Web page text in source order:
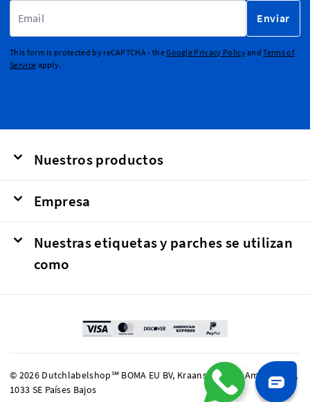
Enviar
This form is protected by reCAPTCHA - theGoogle Privacy PolicyandTerms of
Service apply.
Nuestros productos
Empresa
Nuestras etiquetas y parches se utilizan
como
© 2026 Dutchlabelshop℠ BOMA EU BV, Kraanspoor 50, Amsterdam,
1033 SE Países Bajos